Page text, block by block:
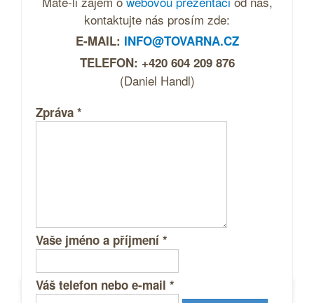
kontaktujte nás prosím zde:
E-MAIL: INFO@TOVARNA.CZ
TELEFON: +420 604 209 876
(Daniel Handl)
Zpráva *
Vaše jméno a příjmení *
Váš telefon nebo e-mail *